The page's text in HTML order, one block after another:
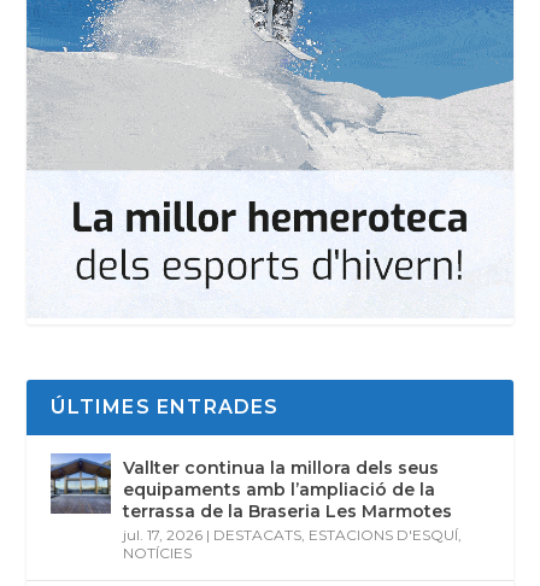
ÚLTIMES ENTRADES
Vallter continua la millora dels seus
equipaments amb l’ampliació de la
terrassa de la Braseria Les Marmotes
jul. 17, 2026 | DESTACATS, ESTACIONS D'ESQUÍ,
NOTÍCIES